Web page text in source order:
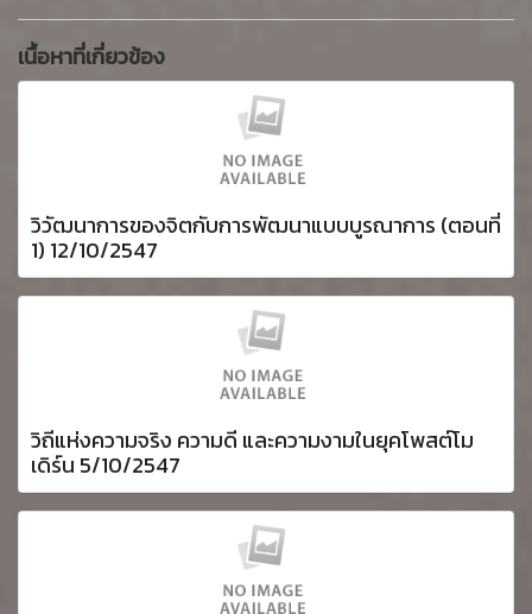
เนื้อหาที่เกี่ยวข้อง
วิวัฒนาการของจิตกับการพัฒนาแบบบูรณาการ (ตอนที่
1) 12/10/2547
วิถีแห่งความจริง ความดี และความงามในยุคโพสต์โม
เดิร์น 5/10/2547